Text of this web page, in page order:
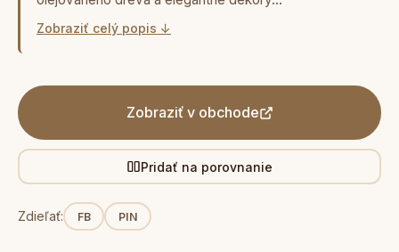
Zobraziť celý popis ↓
Zobraziť v obchode
Pridať na porovnanie
Zdieľať: FB PIN